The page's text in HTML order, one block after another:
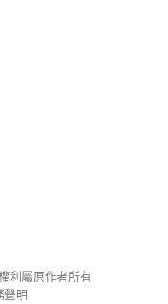
利屬原作者所有
聲明